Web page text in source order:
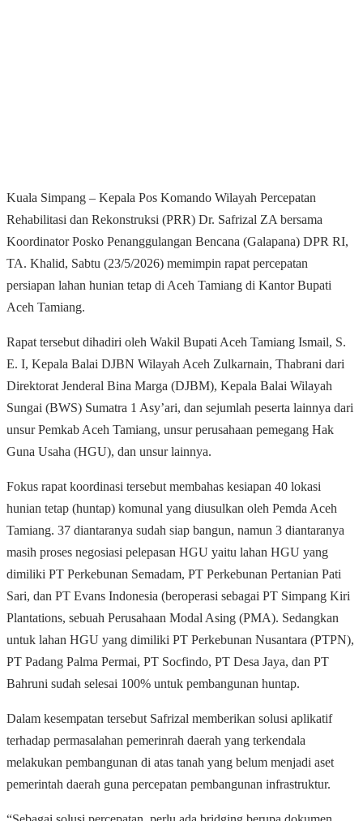
Kuala Simpang – Kepala Pos Komando Wilayah Percepatan
Rehabilitasi dan Rekonstruksi (PRR) Dr. Safrizal ZA bersama
Koordinator Posko Penanggulangan Bencana (Galapana) DPR RI,
TA. Khalid, Sabtu (23/5/2026) memimpin rapat percepatan
persiapan lahan hunian tetap di Aceh Tamiang di Kantor Bupati
Aceh Tamiang.
Rapat tersebut dihadiri oleh Wakil Bupati Aceh Tamiang Ismail, S.
E. I, Kepala Balai DJBN Wilayah Aceh Zulkarnain, Thabrani dari
Direktorat Jenderal Bina Marga (DJBM), Kepala Balai Wilayah
Sungai (BWS) Sumatra 1 Asy’ari, dan sejumlah peserta lainnya dari
unsur Pemkab Aceh Tamiang, unsur perusahaan pemegang Hak
Guna Usaha (HGU), dan unsur lainnya.
Fokus rapat koordinasi tersebut membahas kesiapan 40 lokasi
hunian tetap (huntap) komunal yang diusulkan oleh Pemda Aceh
Tamiang. 37 diantaranya sudah siap bangun, namun 3 diantaranya
masih proses negosiasi pelepasan HGU yaitu lahan HGU yang
dimiliki PT Perkebunan Semadam, PT Perkebunan Pertanian Pati
Sari, dan PT Evans Indonesia (beroperasi sebagai PT Simpang Kiri
Plantations, sebuah Perusahaan Modal Asing (PMA). Sedangkan
untuk lahan HGU yang dimiliki PT Perkebunan Nusantara (PTPN),
PT Padang Palma Permai, PT Socfindo, PT Desa Jaya, dan PT
Bahruni sudah selesai 100% untuk pembangunan huntap.
Dalam kesempatan tersebut Safrizal memberikan solusi aplikatif
terhadap permasalahan pemerinrah daerah yang terkendala
melakukan pembangunan di atas tanah yang belum menjadi aset
pemerintah daerah guna percepatan pembangunan infrastruktur.